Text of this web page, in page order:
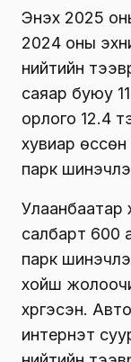
Энэхүү 2025
2024 оны
нийтийн
саяар буюу
орлого 12.4
хувиар
парк
Улаанбаатар
салбарт 600
парк
хойш
хүргэсэн.
интернэт